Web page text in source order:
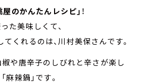
屋のかんたんレシピ」 ！
た美味しくて、
くれるのは、川村美保さんです。
椒や唐辛子のしびれと辛さが楽し
麻辣鍋」です。